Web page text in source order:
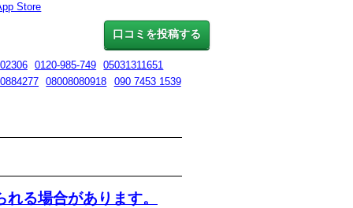
口コミを投稿する
Store
0120-985-749
05031311651
08008080918
090 7453 1539
る場合があります。